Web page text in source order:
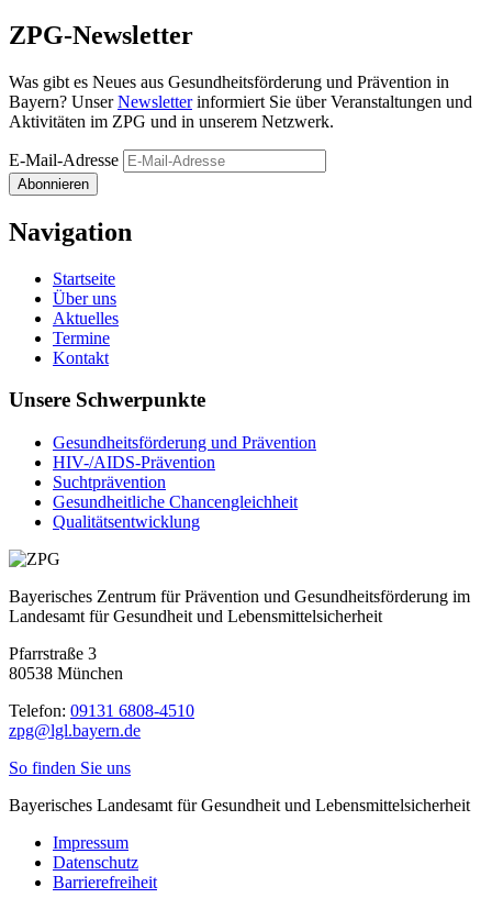
ZPG-Newsletter
Was gibt es Neues aus Gesundheits­förderung und Prävention in
Bayern? UnserNewsletterinformiert Sie über Veranstaltungen und
Aktivitäten im ZPG und in unserem Netzwerk.
E-Mail-Adresse
Abonnieren
Navigation
Startseite
Über uns
Aktuelles
Termine
Kontakt
Unsere Schwerpunkte
Gesundheitsförderung und Prävention
HIV-/AIDS-Prävention
Sucht­prävention
Gesundheitliche Chancengleichheit
Qualitäts­entwicklung
Bayerisches Zentrum für Prävention und Gesundheitsförderung im
Landesamt für Gesundheit und Lebensmittelsicherheit
Pfarrstraße 3
80538 München
Telefon: 09131 6808-4510
zpg@lgl.bayern.de
So finden Sie uns
Bayerisches Landesamt für Gesundheit und Lebensmittelsicherheit
Impressum
Datenschutz
Barrierefreiheit